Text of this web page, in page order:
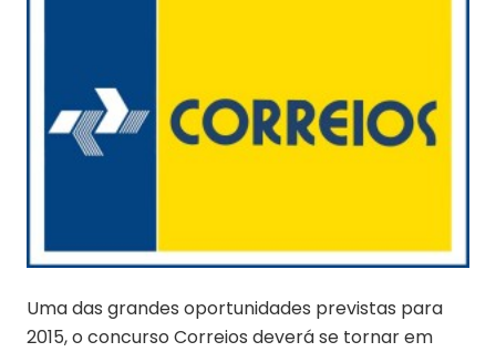
Uma das grandes oportunidades previstas para
2015, o concurso Correios deverá se tornar em